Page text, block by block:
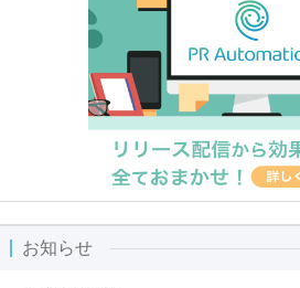
お知らせ